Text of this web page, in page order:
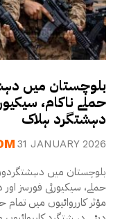
بلوچستان میں
دہشتگرد ہلاک
31 JANUARY 2026
حملے، سیکیورٹی فورسز اور